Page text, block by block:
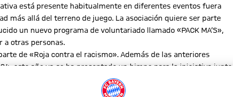
está presente habitualmente en diferentes eventos fuera
más allá del terreno de juego. La asociación quiere ser parte
un nuevo programa de voluntariado llamado «PACK MA’S»,
a otras personas.
de «Roja contra el racismo». Además de las anteriores
este año ya se ha presentado un himno para la iniciativa junto
en el festival celebrado en el recinto olímpico, se ha puesto
de fans de personas con problemas de audición «Red